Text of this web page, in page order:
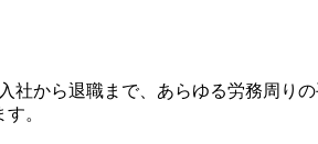
社から退職まで、あらゆる労務周り
。